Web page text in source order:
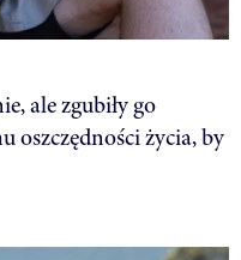
ale zgubiły go
oszczędności życia, by